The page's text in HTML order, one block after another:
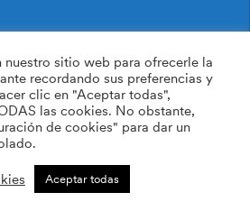
nuestro sitio web para ofrecerle la
recordando sus preferencias y
clic en "Aceptar todas",
las cookies. No obstante,
de cookies" para dar un
Aceptar todas